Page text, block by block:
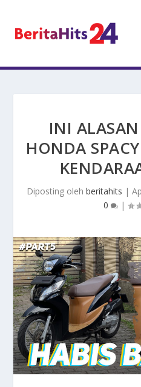
INI
HONDA
Diposting oleh beritahits |
0
|